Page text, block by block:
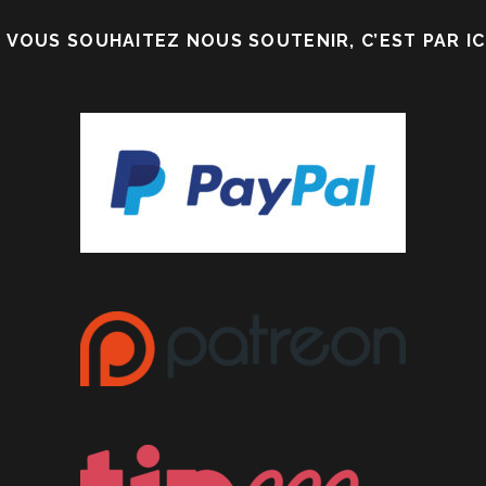
VOUS SOUHAITEZ NOUS SOUTENIR, C’EST PAR